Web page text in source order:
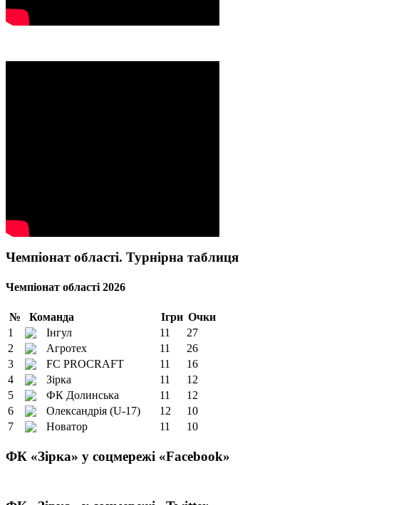
Чемпіонат області. Турнірна таблиця
Чемпіонат області 2026
№ Команда Ігри Очки
1
Інгул 11
27
2
Агротех 11
26
3
FC PROCRAFT 11
16
4
Зірка 11
12
5
ФК Долинська 11
12
6
Олександрія (U-17) 12
10
7
Новатор 11 10
ФК «Зірка» у соцмережі «Facebook»